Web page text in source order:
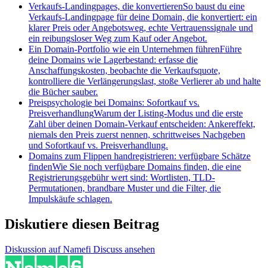
Verkaufs-Landingpages, die konvertierenSo baust du eine
Verkaufs-Landingpage für deine Domain, die konvertiert: ein
klarer Preis oder Angebotsweg, echte Vertrauenssignale und
ein reibungsloser Weg zum Kauf oder Angebot.
Ein Domain-Portfolio wie ein Unternehmen führenFühre
deine Domains wie Lagerbestand: erfasse die
Anschaffungskosten, beobachte die Verkaufsquote,
kontrolliere die Verlängerungslast, stoße Verlierer ab und halte
die Bücher sauber.
Preispsychologie bei Domains: Sofortkauf vs.
PreisverhandlungWarum der Listing-Modus und die erste
Zahl über deinen Domain-Verkauf entscheiden: Ankereffekt,
niemals den Preis zuerst nennen, schrittweises Nachgeben
und Sofortkauf vs. Preisverhandlung.
Domains zum Flippen handregistrieren: verfügbare Schätze
findenWie Sie noch verfügbare Domains finden, die eine
Registrierungsgebühr wert sind: Wortlisten, TLD-
Permutationen, brandbare Muster und die Filter, die
Impulskäufe schlagen.
Diskutiere diesen Beitrag
Diskussion auf Namefi Discuss ansehen